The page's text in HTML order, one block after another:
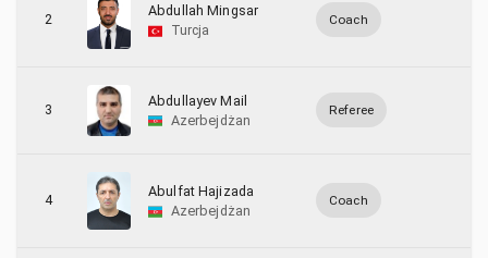
Łotwa
Niemcy
Polska
2
Abdullah Mingsar
Turcja
Coach
3
Abdullayev Mail
Azerbejdżan
Referee
4
Abulfat Hajizada
Azerbejdżan
Coach